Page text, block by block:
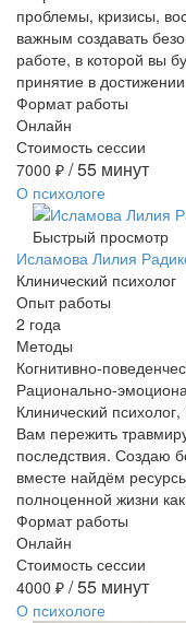
проблемы, кризисы,
важным создавать
работе, в которой вы
принятие в
Формат работы
Онлайн
Стоимость сессии
7000 ₽ / 55 минут
О психологе
Быстрый просмотр
Исламова Лилия
Клинический психолог
Опыт работы
2 года
Методы
Когнитивно-
Рационально-
Клинический
Вам пережить
последствия. Создаю
вместе найдём
полноценной жизни
Формат работы
Онлайн
Стоимость сессии
4000 ₽ / 55 минут
О психологе